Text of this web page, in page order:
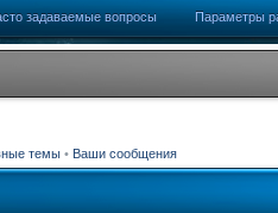
задаваемые вопросы Параметры
темы • Ваши сообщения